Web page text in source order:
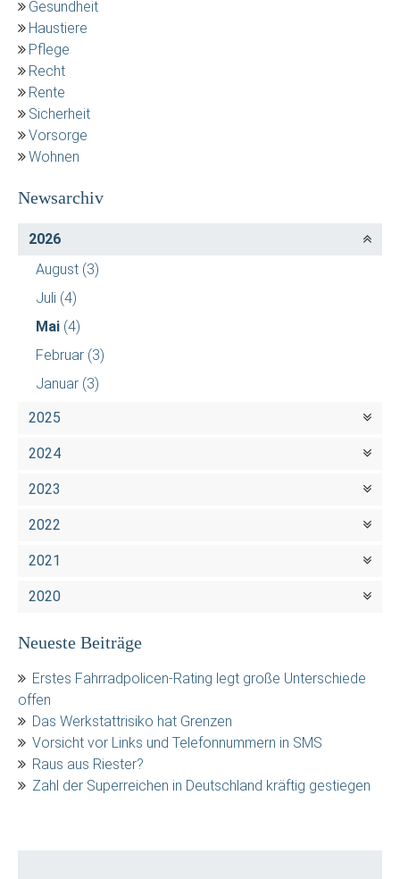
Gesundheit
Haustiere
Pflege
Recht
Rente
Sicherheit
Vorsorge
Wohnen
Newsarchiv
2026
August (3)
Juli (4)
Mai (4)
Februar (3)
Januar (3)
2025
2024
2023
2022
2021
2020
Neueste Beiträge
Erstes Fahrradpolicen-Rating legt große Unterschiede
offen
Das Werkstattrisiko hat Grenzen
Vorsicht vor Links und Telefonnummern in SMS
Raus aus Riester?
Zahl der Superreichen in Deutschland kräftig gestiegen